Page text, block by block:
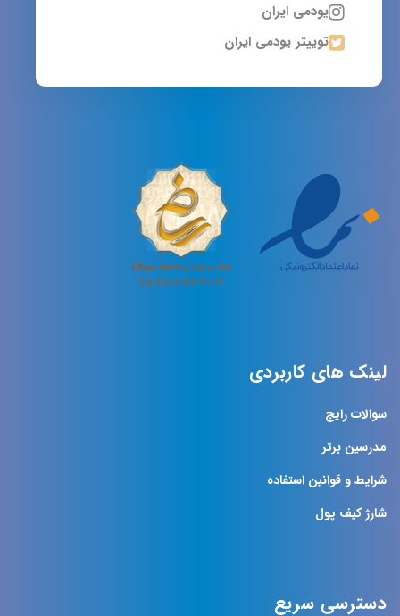
یودمی ایران
توییتر یودمی ایران
لینک های کاربردی
سوالات رایج
مدرسین برتر
شرایط و قوانین استفاده
شارژ کیف پول
دسترسی سریع